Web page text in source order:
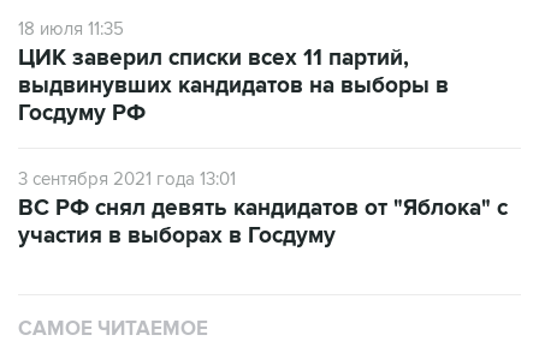
18 июля 11:35
ЦИК заверил списки всех 11 партий,
выдвинувших кандидатов на выборы в
Госдуму РФ
3 сентября 2021 года 13:01
ВС РФ снял девять кандидатов от "Яблока" с
участия в выборах в Госдуму
САМОЕ ЧИТАЕМОЕ